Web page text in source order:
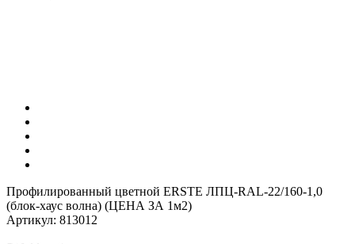
Профилированный цветной ERSTE ЛПЦ-RAL-22/160-1,0
(блок-хаус волна) (ЦЕНА ЗА 1м2)
Артикул: 813012